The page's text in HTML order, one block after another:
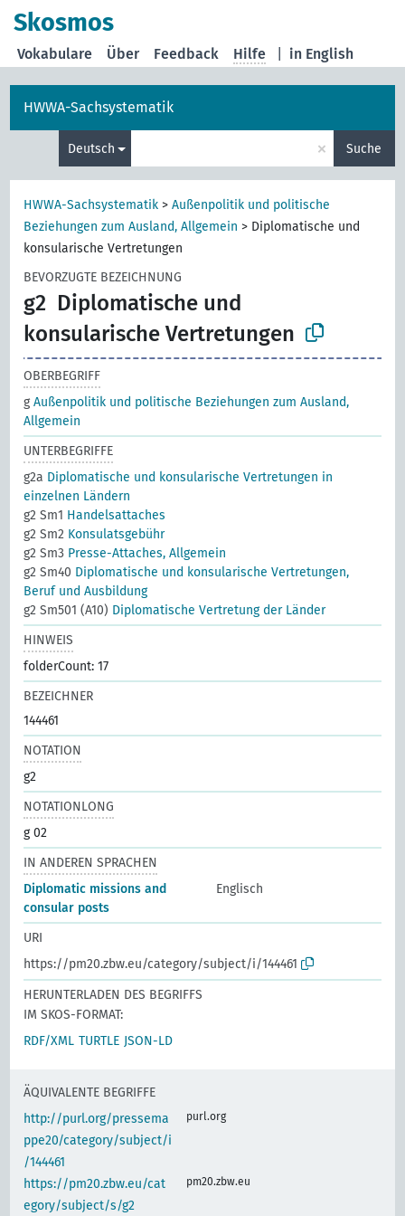
Skosmos
in English
Vokabulare Über Feedback Hilfe
HWWA-Sachsystematik
Deutsch × Suche
HWWA-Sachsystematik >Außenpolitik und politische
Beziehungen zum Ausland, Allgemein > Diplomatische und
konsularische Vertretungen
BEVORZUGTE BEZEICHNUNG
g2 Diplomatische und
konsularische Vertretungen
OBERBEGRIFF
gAußenpolitik und politische Beziehungen zum Ausland,
Allgemein
UNTERBEGRIFFE
g2a Diplomatische und konsularische Vertretungen in
einzelnen Ländern
g2 Sm1 Handelsattaches
g2 Sm2 Konsulatsgebühr
g2 Sm3 Presse-Attaches, Allgemein
g2 Sm40 Diplomatische und konsularische Vertretungen,
Beruf und Ausbildung
g2 Sm501 (A10) Diplomatische Vertretung der Länder
HINWEIS
folderCount: 17
BEZEICHNER
144461
NOTATION
g2
NOTATIONLONG
g 02
IN ANDEREN SPRACHEN
Diplomatic missions and
consular posts
Englisch
URI
https://pm20.zbw.eu/category/subject/i/144461
HERUNTERLADEN DES BEGRIFFS
IM SKOS-FORMAT:
RDF/XML TURTLE JSON-LD
ÄQUIVALENTE BEGRIFFE
http://purl.org/pressema
ppe20/category/subject/i
/144461
purl.org
https://pm20.zbw.eu/cat
egory/subject/s/g2
pm20.zbw.eu